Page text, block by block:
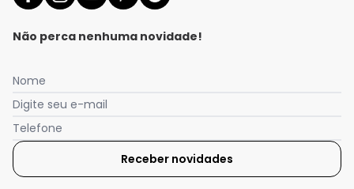
Não perca nenhuma novidade!
Nome
Digite seu e-mail
Telefone
Receber novidades